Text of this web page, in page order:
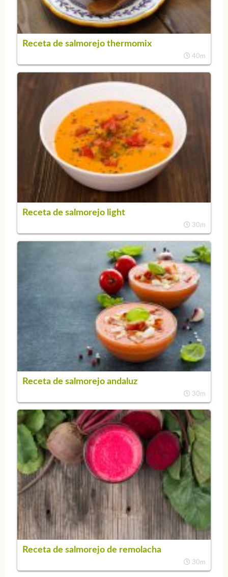
Receta de salmorejo thermomix
40m
Receta de salmorejo light
30m
Receta de salmorejo andaluz
30m
Receta de salmorejo de remolacha
30m